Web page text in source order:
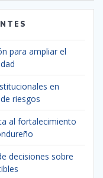
para ampliar el
en
riesgos
al fortalecimiento
decisiones sobre